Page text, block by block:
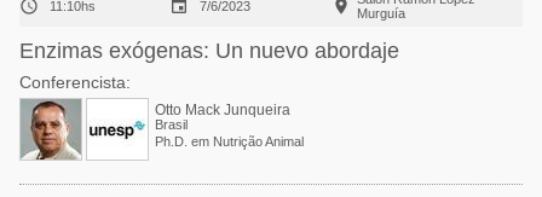
 11:10hs  7/6/2023 
Murguía
Enzimas exógenas: Un nuevo abordaje
Conferencista:
Otto Mack Junqueira
Brasil
Ph.D. em Nutrição Animal